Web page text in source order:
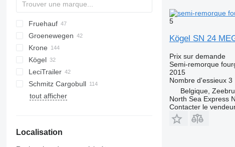
AS
TSAA
BPO
CSD
OPL
TXA
L-series
T-series
SZS
FLO
Fruehauf
TF
TX
Groenewegen
DRO
DO
S-series
K-series
CF
Krone
Profi Liner
SD
SDK
SDP
Kögel
S 24
SN
SP
O-3
LeciTrailer
LTP
T-series
TBD
RSBS
ROC
Kaiser
SR
ST
Schmitz Cargobull
KO
SCS
SGL
S-series
F-series
LPRS
ST
tout afficher
Localisation
5
Kögel SN 24
Prix sur demande
Semi-remorque
2015
Nombre d'essieux 3
Belgique,
North Sea Express
Contacter le